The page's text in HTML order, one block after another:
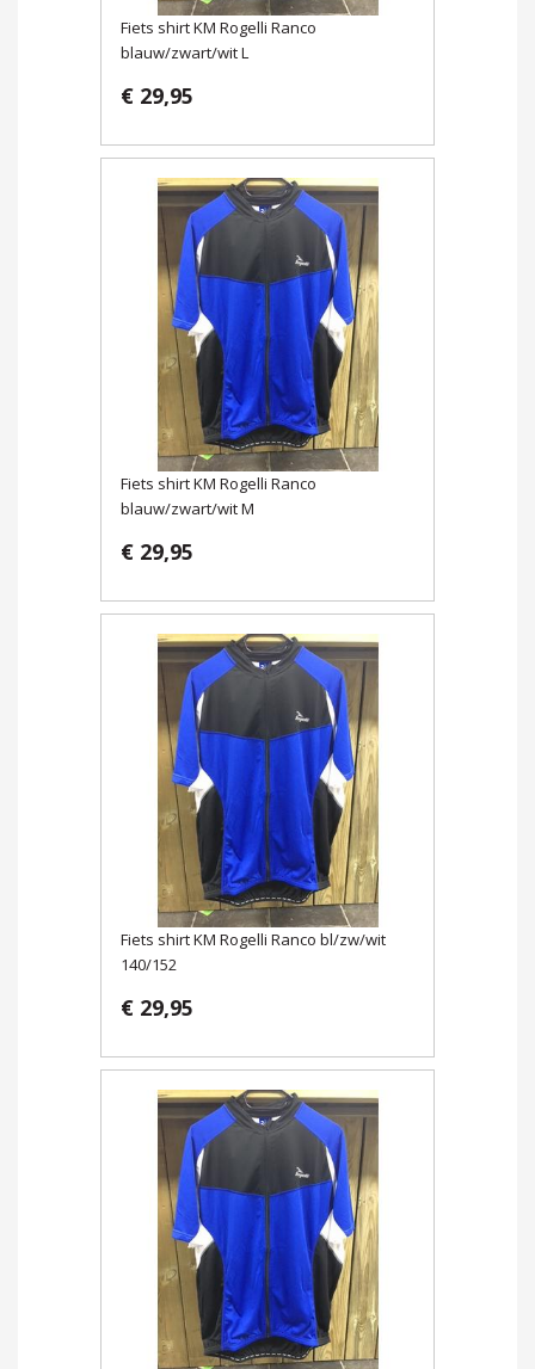
Fiets shirt KM Rogelli Ranco
blauw/zwart/wit L
€ 29,95
Fiets shirt KM Rogelli Ranco
blauw/zwart/wit M
€ 29,95
Fiets shirt KM Rogelli Ranco bl/zw/wit
140/152
€ 29,95